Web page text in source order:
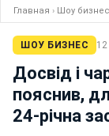
Главная › Шоу бизнес
ШОУ БИЗНЕС
Досвід і
пояснив,
24-річна